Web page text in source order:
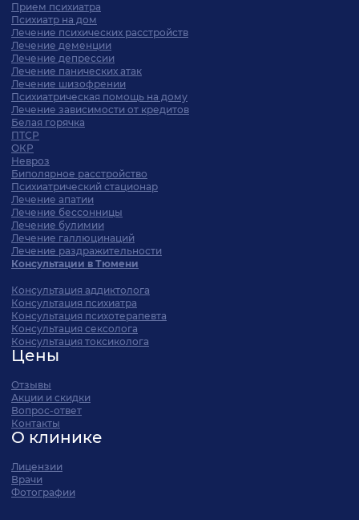
Прием психиатра
Психиатр на дом
Лечение психических расстройств
Лечение деменции
Лечение депрессии
Лечение панических атак
Лечение шизофрении
Психиатрическая помощь на дому
Лечение зависимости от кредитов
Белая горячка
ПТСР
ОКР
Невроз
Биполярное расстройство
Психиатрический стационар
Лечение апатии
Лечение бессонницы
Лечение булимии
Лечение галлюцинаций
Лечение раздражительности
Консультации в Тюмени
Консультация аддиктолога
Консультация психиатра
Консультация психотерапевта
Консультация сексолога
Консультация токсиколога
Цены
Отзывы
Акции и скидки
Вопрос-ответ
Контакты
О клинике
Лицензии
Врачи
Фотографии